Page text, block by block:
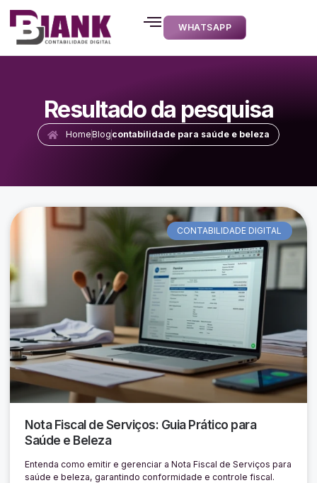
WHATSAPP
Resultado da pesquisa
HomeBlog contabilidade para saúde e beleza
CONTABILIDADE DIGITAL
Nota Fiscal de Serviços: Guia Prático para
Saúde e Beleza
Entenda como emitir e gerenciar a Nota Fiscal de Serviços para
saúde e beleza, garantindo conformidade e controle fiscal.